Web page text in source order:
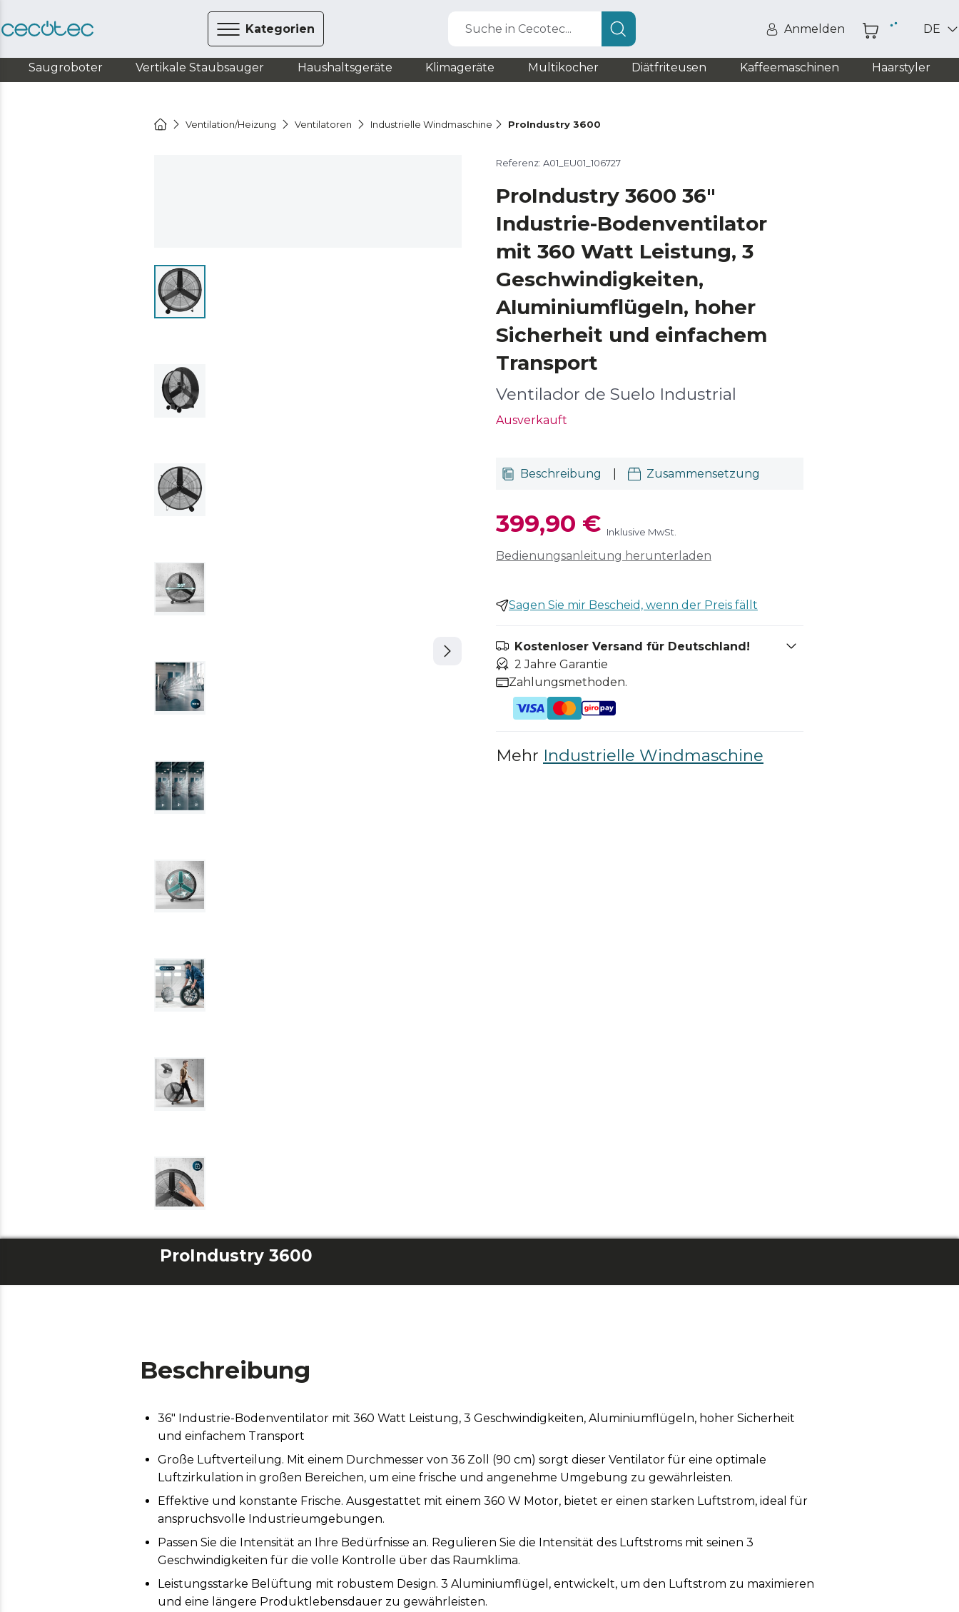
Kategorien Suche in Cecotec... Anmelden DE
Saugroboter Vertikale Staubsauger Haushaltsgeräte Klimageräte Multikocher Diätfriteusen Kaffeemaschinen Haarstyler
Ventilation/Heizung Ventilatoren Industrielle Windmaschine ProIndustry 3600
Referenz: A01_EU01_106727
ProIndustry 3600 36"
Industrie-Bodenventilator
mit 360 Watt Leistung, 3
Geschwindigkeiten,
Aluminiumflügeln, hoher
Sicherheit und einfachem
Transport
Ventilador de Suelo Industrial
Ausverkauft
Beschreibung Zusammensetzung
399,90 € Inklusive MwSt.
Bedienungsanleitung herunterladen
Sagen Sie mir Bescheid, wenn der Preis fällt
Kostenloser Versand für Deutschland!
2 Jahre Garantie
Zahlungsmethoden.
Mehr Industrielle Windmaschine
ProIndustry 3600
Beschreibung
36" Industrie-Bodenventilator mit 360 Watt Leistung, 3 Geschwindigkeiten, Aluminiumflügeln, hoher Sicherheit
und einfachem Transport
Große Luftverteilung. Mit einem Durchmesser von 36 Zoll (90 cm) sorgt dieser Ventilator für eine optimale
Luftzirkulation in großen Bereichen, um eine frische und angenehme Umgebung zu gewährleisten.
Effektive und konstante Frische. Ausgestattet mit einem 360 W Motor, bietet er einen starken Luftstrom, ideal für
anspruchsvolle Industrieumgebungen.
Passen Sie die Intensität an Ihre Bedürfnisse an. Regulieren Sie die Intensität des Luftstroms mit seinen 3
Geschwindigkeiten für die volle Kontrolle über das Raumklima.
Leistungsstarke Belüftung mit robustem Design. 3 Aluminiumflügel, entwickelt, um den Luftstrom zu maximieren
und eine längere Produktlebensdauer zu gewährleisten.